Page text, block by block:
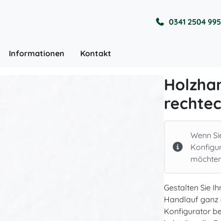
0341 2504
Informationen Kontakt
Wenn
Gestalten Sie
Handlauf ganz
Konfigurator